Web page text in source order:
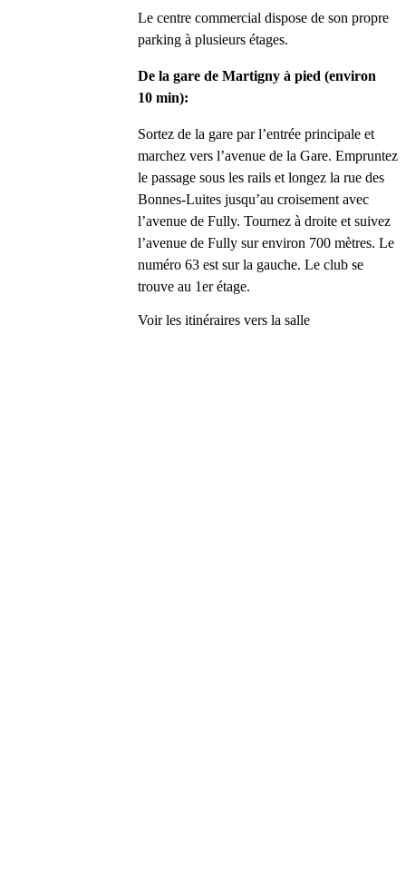
Le centre commercial dispose de son propre
parking à plusieurs étages.
De la gare de Martigny à pied (environ
10 min):
Sortez de la gare par l’entrée principale et
marchez vers l’avenue de la Gare. Empruntez
le passage sous les rails et longez la rue des
Bonnes-Luites jusqu’au croisement avec
l’avenue de Fully. Tournez à droite et suivez
l’avenue de Fully sur environ 700 mètres. Le
numéro 63 est sur la gauche. Le club se
trouve au 1er étage.
Voir les itinéraires vers la salle